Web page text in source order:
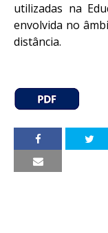
utilizadas na
envolvida no
distância.